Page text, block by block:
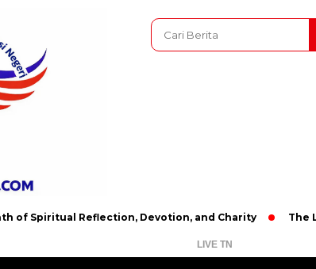
Reflection, Devotion, and Charity The Latest
LIVE TN